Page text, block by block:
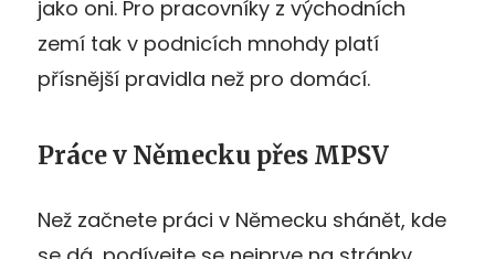
jako oni. Pro pracovníky z východních
zemí tak v podnicích mnohdy platí
přísnější pravidla než pro domácí.
Práce v Německu přes MPSV
Než začnete práci v Německu shánět, kde